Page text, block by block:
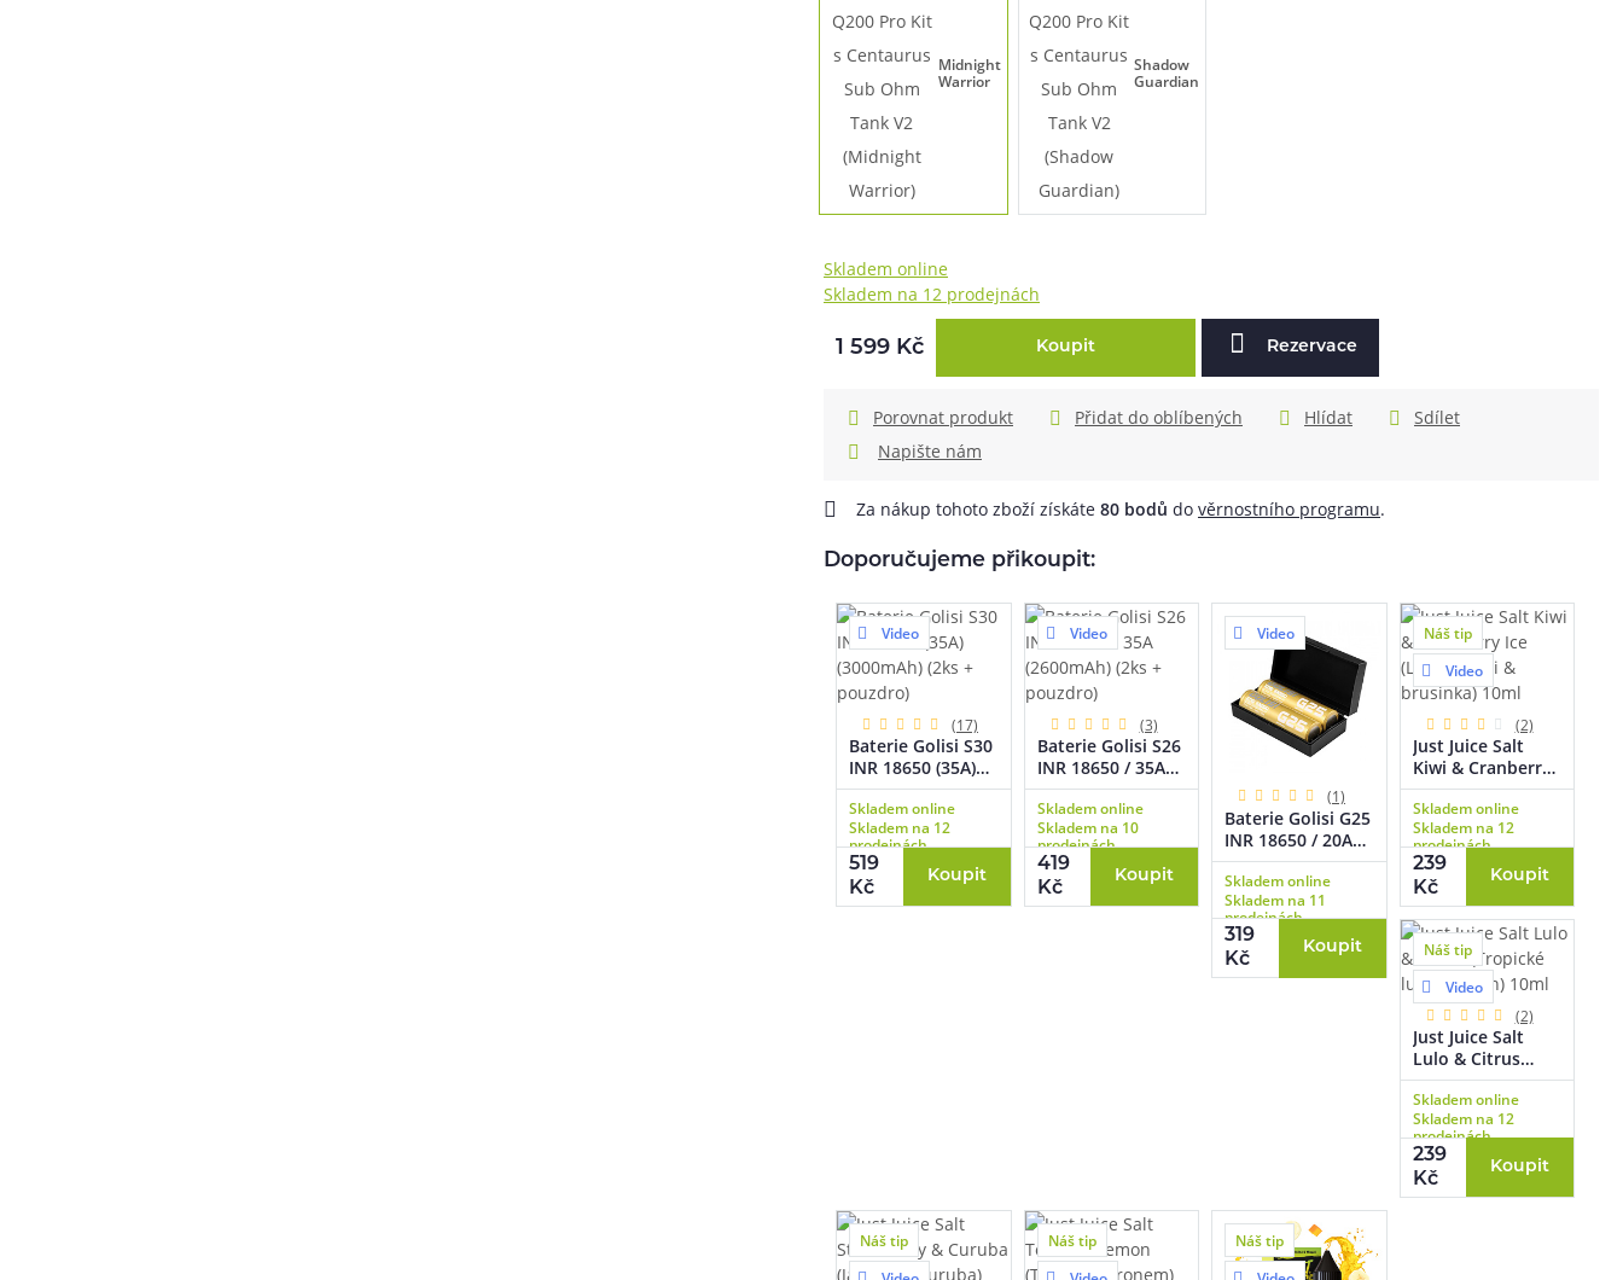
Midnight
Warrior
Shadow
Guardian
Skladem online
Skladem na 12 prodejnách
1 599 Kč Koupit Rezervace
Porovnat produkt Přidat do oblíbených Hlídat
Sdílet
Napište nám
Za nákup tohoto zboží získáte 80 bodů do věrnostního programu.
Doporučujeme přikoupit:
Video
(17)
Baterie Golisi S30
INR 18650 (35A)
(3000mAh) (2ks +
pouzdro)
Skladem online
Skladem na 12
prodejnách
519
Kč
Koupit
Video
(3)
Baterie Golisi S26
INR 18650 / 35A
(2600mAh) (2ks +
pouzdro)
Skladem online
Skladem na 10
prodejnách
419
Kč
Koupit
Video
(1)
Baterie Golisi G25
INR 18650 / 20A
(2500mAh) (2ks +
pouzdro)
Skladem online
Skladem na 11
prodejnách
319
Kč
Koupit
Náš tip
Video
(2)
Just Juice Salt
Kiwi & Cranberry
Ice (Ledové kiwi &
brusinka) 10ml
Skladem online
Skladem na 12
prodejnách
239
Kč
Koupit
Náš tip
Video
(2)
Just Juice Salt
Lulo & Citrus
(Tropické lulo &
citron) 10ml
Skladem online
Skladem na 12
prodejnách
239
Kč
Koupit
Náš tip
Náš tip
Náš tip